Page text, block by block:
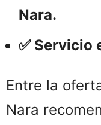
Nara.
✅ Servicio
Entre la
Nara